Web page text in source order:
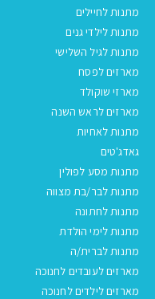
מתנות לחיילים
מתנות לילדי גנים
מתנות לגיל השלישי
מארזים לפסח
מארזי שוקולד
מארזים לראש השנה
מתנות לאחיות
גאדג'טים
מתנות מסע לפולין
מתנות לבר/בת מצווה
מתנות לחתונה
מתנות לימי הולדת
מתנות לברית/ה
מארזים לעובדים לחנוכה
מארזים לילדים לחנוכה